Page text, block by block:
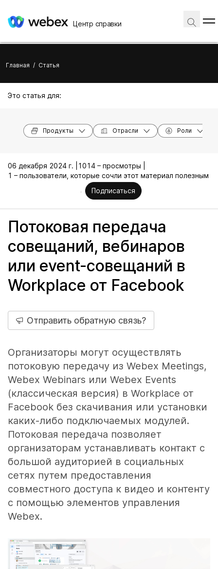
Центр справки
Главная / Статья
Это статья для:
Продукты Отрасли Роли
06 декабря 2024 г. |
1014 – просмотры |
1 – пользователи, которые сочли этот материал полезным
Подписаться
Потоковая передача
совещаний, вебинаров
или event-совещаний в
Workplace от Facebook
Отправить обратную связь?
Организаторы могут осуществлять
потоковую передачу из Webex Meetings,
Webex Webinars или Webex Events
(классическая версия) в Workplace от
Facebook без скачивания или установки
каких-либо подключаемых модулей.
Потоковая передача позволяет
организаторам устанавливать контакт с
большой аудиторией в социальных
сетях путем предоставления
совместного доступа к видео и контенту
с помощью элементов управления
Webex.